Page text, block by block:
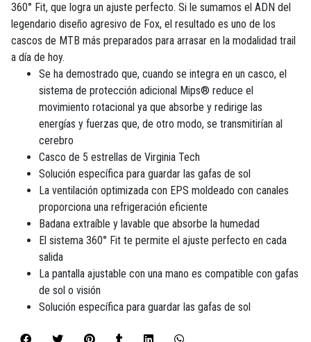
360° Fit, que logra un ajuste perfecto. Si le sumamos el ADN del
legendario diseño agresivo de Fox, el resultado es uno de los
cascos de MTB más preparados para arrasar en la modalidad trail
a día de hoy.
Se ha demostrado que, cuando se integra en un casco, el
sistema de protección adicional Mips® reduce el
movimiento rotacional ya que absorbe y redirige las
energías y fuerzas que, de otro modo, se transmitirían al
cerebro
Casco de 5 estrellas de Virginia Tech
Solución específica para guardar las gafas de sol
La ventilación optimizada con EPS moldeado con canales
proporciona una refrigeración eficiente
Badana extraíble y lavable que absorbe la humedad
El sistema 360° Fit te permite el ajuste perfecto en cada
salida
La pantalla ajustable con una mano es compatible con gafas
de sol o visión
Solución específica para guardar las gafas de sol